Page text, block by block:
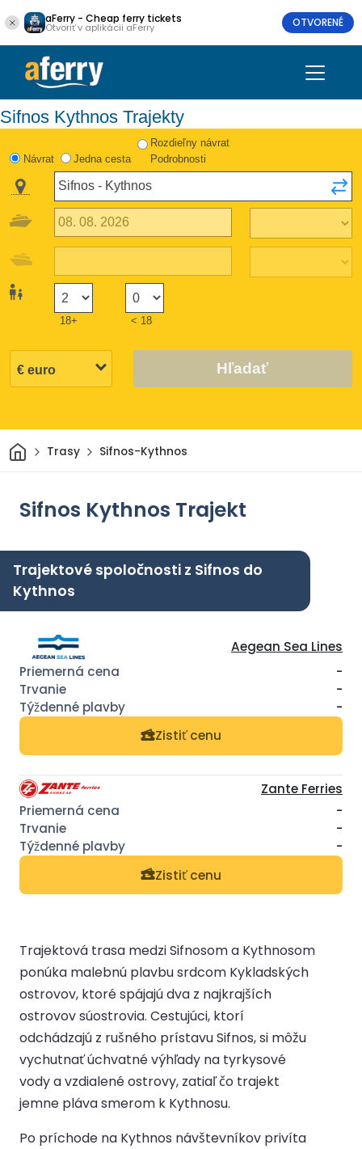
aFerry - Cheap ferry tickets
Otvoriť v aplikácii aFerry OTVORENÉ
Sifnos Kythnos Trajekty
Návrat Jedna cesta
Rozdieľny návrat
Podrobnosti
18+ < 18
Hľadať
Domov
Trasy Sifnos-Kythnos
Sifnos Kythnos Trajekt
Trajektové spoločnosti z Sifnos do
Kythnos
Aegean Sea Lines
-
-
-
Zistiť cenu
Zante Ferries
-
-
-
Zistiť cenu
Trajektová trasa medzi Sifnosom a Kythnosom
ponúka malebnú plavbu srdcom Kykladských
ostrovov, ktoré spájajú dva z najkrajších
ostrovov súostrovia. Cestujúci, ktorí
odchádzajú z rušného prístavu Sifnos, si môžu
vychutnať úchvatné výhľady na tyrkysové
vody a vzdialené ostrovy, zatiaľ čo trajekt
jemne pláva smerom k Kythnosu.
Po príchode na Kythnos návštevníkov privíta